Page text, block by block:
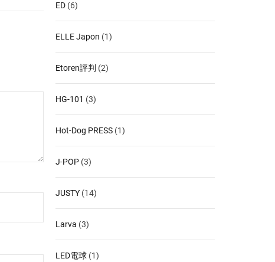
ED (6)
ELLE Japon (1)
Etoren評判 (2)
HG-101 (3)
Hot-Dog PRESS (1)
J-POP (3)
JUSTY (14)
Larva (3)
LED電球 (1)